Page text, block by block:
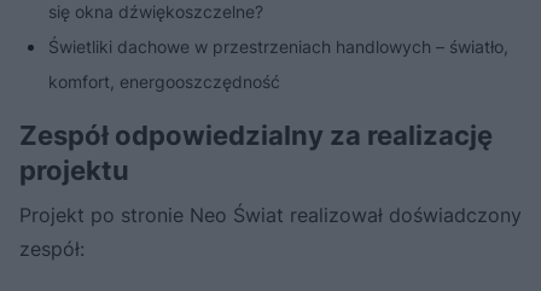
się okna dźwiękoszczelne?
Świetliki dachowe w przestrzeniach handlowych – światło,
komfort, energooszczędność
Zespół odpowiedzialny za realizację
projektu
Projekt po stronie Neo Świat realizował doświadczony
zespół: